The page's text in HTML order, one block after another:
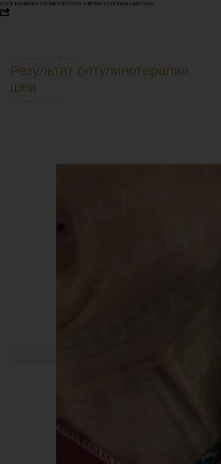
БЛОГ КЛИНИКИ КОСМЕТОЛОГИИ «ПРОФЕССИОНАЛ»-МОСКВА
Результат ботулинотерапии
шеи